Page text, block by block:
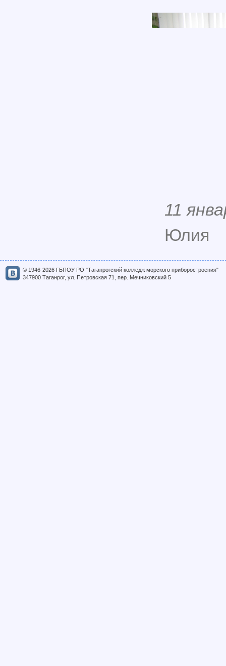
11
Юлия
© 1946-2026 ГБПОУ РО "Таганрогский колледж морского приборостроения"
347900 Таганрог, ул. Петровская 71, пер. Мечниковский 5